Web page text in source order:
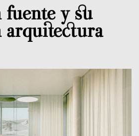
y su
arquitectura